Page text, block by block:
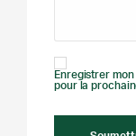
Enregistrer
pour la